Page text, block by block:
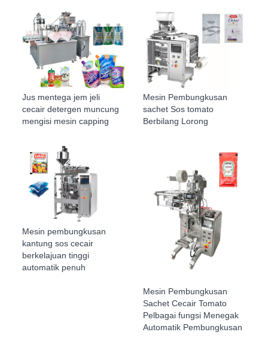
Jus mentega jem jeli
cecair detergen muncung
mengisi mesin capping
Mesin Pembungkusan
sachet Sos tomato
Berbilang Lorong
Mesin pembungkusan
kantung sos cecair
berkelajuan tinggi
automatik penuh
Mesin Pembungkusan
Sachet Cecair Tomato
Pelbagai fungsi Menegak
Automatik Pembungkusan